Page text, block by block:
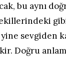
bu aynı
sevgiden
Doğru